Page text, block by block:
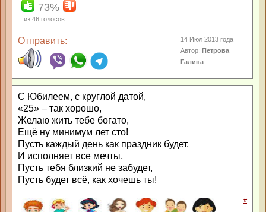
73%
из 46 голосов
Отправить:
14 Июл 2013 года
Автор:Петрова
Галина
С Юбилеем, с круглой датой,
«25» – так хорошо,
Желаю жить тебе богато,
Ещё ну минимум лет сто!
Пусть каждый день как праздник будет,
И исполняет все мечты,
Пусть тебя близкий не забудет,
Пусть будет всё, как хочешь ты!
#